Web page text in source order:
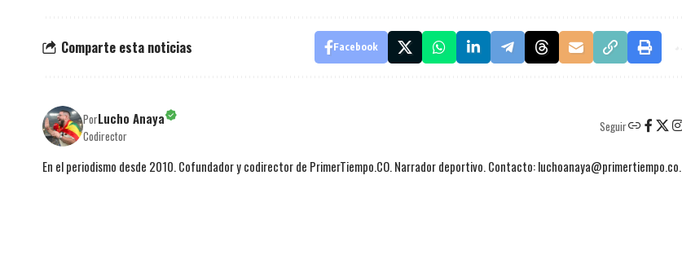
Comparte esta noticias Facebook
PorLucho Anaya
Codirector
Seguir
En el periodismo desde 2010. Cofundador y codirector de PrimerTiempo.CO. Narrador deportivo. Contacto: luchoanaya@primertiempo.co.